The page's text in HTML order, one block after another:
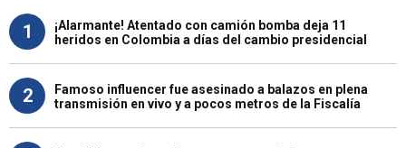
1
¡Alarmante! Atentado con camión bomba deja 11
heridos en Colombia a días del cambio presidencial
2
Famoso influencer fue asesinado a balazos en plena
transmisión en vivo y a pocos metros de la Fiscalía